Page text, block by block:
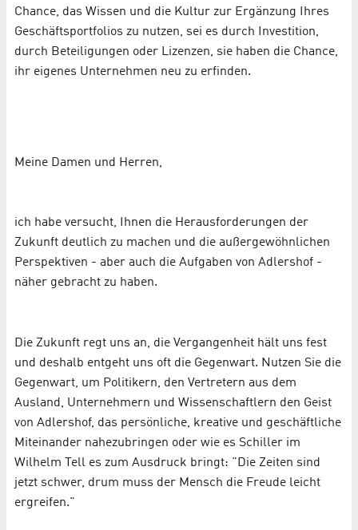
Chance, das Wissen und die Kultur zur Ergänzung Ihres
Geschäftsportfolios zu nutzen, sei es durch Investition,
durch Beteiligungen oder Lizenzen, sie haben die Chance,
ihr eigenes Unternehmen neu zu erfinden.
Meine Damen und Herren,
ich habe versucht, Ihnen die Herausforderungen der
Zukunft deutlich zu machen und die außergewöhnlichen
Perspektiven - aber auch die Aufgaben von Adlershof -
näher gebracht zu haben.
Die Zukunft regt uns an, die Vergangenheit hält uns fest
und deshalb entgeht uns oft die Gegenwart. Nutzen Sie die
Gegenwart, um Politikern, den Vertretern aus dem
Ausland, Unternehmern und Wissenschaftlern den Geist
von Adlershof, das persönliche, kreative und geschäftliche
Miteinander nahezubringen oder wie es Schiller im
Wilhelm Tell es zum Ausdruck bringt: "Die Zeiten sind
jetzt schwer, drum muss der Mensch die Freude leicht
ergreifen."